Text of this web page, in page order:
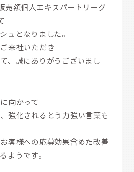
売額個人エキスパートリーグ
ュとなりました。
来社いただき
、誠にありがうございまし
向かって
強化されるとう力強い言葉も
客様への応募効果含めた改善
ようです。